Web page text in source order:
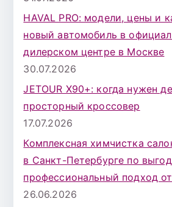
HAVAL PRO: модели, цены и
новый автомобиль в
дилерском центре в Москве
30.07.2026
JETOUR X90+: когда нужен
просторный кроссовер
17.07.2026
Комплексная химчистка
в Санкт-Петербурге по
профессиональный подход
26.06.2026